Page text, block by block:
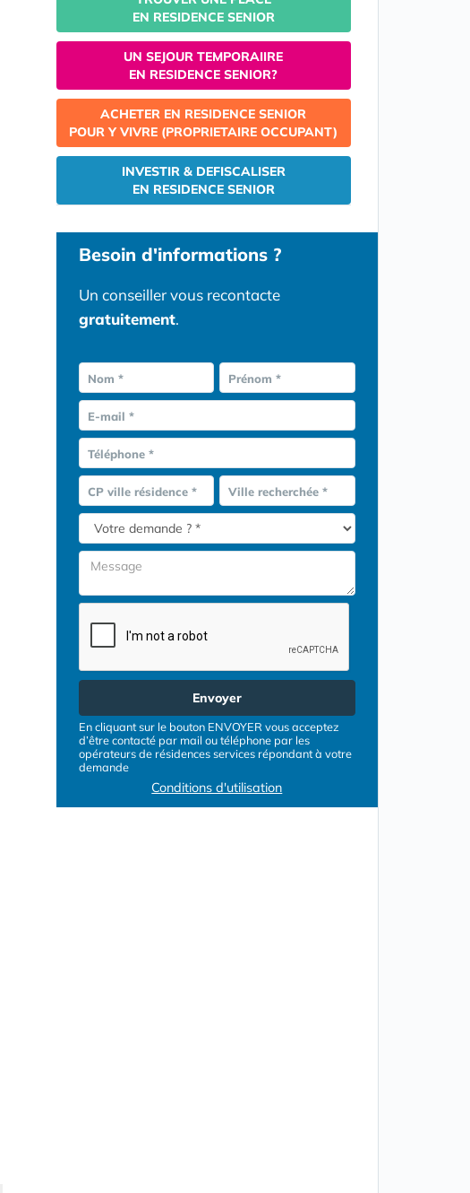
EN RESIDENCE SENIOR
UN SEJOUR TEMPORAIIRE
EN RESIDENCE SENIOR?
ACHETER EN RESIDENCE SENIOR
POUR Y VIVRE (PROPRIETAIRE OCCUPANT)
INVESTIR & DEFISCALISER
EN RESIDENCE SENIOR
Besoin d'informations ?
Un conseiller vous recontacte
gratuitement.
Nom * Prénom *
E-mail *
Téléphone *
CP ville résidence * Ville recherchée *
Envoyer
En cliquant sur le bouton ENVOYER vous acceptez
d’être contacté par mail ou téléphone par les
opérateurs de résidences services répondant à votre
demande
Conditions d'utilisation